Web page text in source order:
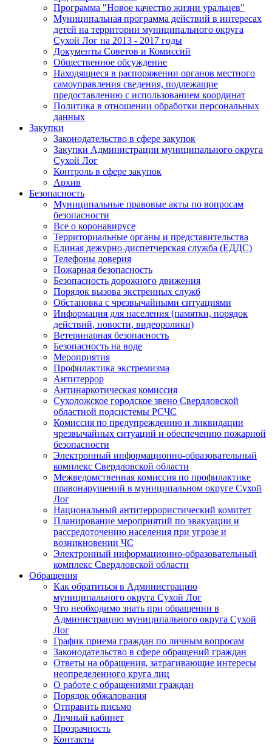
Программа "Новое качество жизни уральцев"
Муниципальная программа действий в интересах
детей на территории муниципального округа
Сухой Лог на 2013 - 2017 годы
Документы Советов и Комиссий
Общественное обсуждение
Находящиеся в распоряжении органов местного
самоуправления сведения, подлежащие
предоставлению с использованием координат
Политика в отношении обработки персональных
данных
Закупки
Законодательство в сфере закупок
Закупки Администрации муниципального округа
Сухой Лог
Контроль в сфере закупок
Архив
Безопасность
Муниципальные правовые акты по вопросам
безопасности
Все о коронавирусе
Территориальные органы и представительства
Единая дежурно-диспетчерская служба (ЕДДС)
Телефоны доверия
Пожарная безопасность
Безопасность дорожного движения
Порядок вызова экстренных служб
Обстановка с чрезвычайными ситуациями
Информация для населения (памятки, порядок
действий, новости, видеоролики)
Ветеринарная безопасность
Безопасность на воде
Мероприятия
Профилактика экстремизма
Антитеррор
Антинаркотическая комиссия
Сухоложское городское звено Свердловской
областной подсистемы РСЧС
Комиссия по предупреждению и ликвидации
чрезвычайных ситуаций и обеспечению пожарной
безопасности
Электронный информационно-образовательный
комплекс Cвердловской области
Межведомственная комиссия по профилактике
правонарушений в муниципальном округе Сухой
Лог
Национальный антитеррористический комитет
Планирование мероприятий по эвакуации и
рассредоточению населения при угрозе и
возникновении ЧС
Электронный информационно-образовательный
комплекс Свердловской области
Обращения
Как обратиться в Администрацию
муниципального округа Сухой Лог
Что необходимо знать при обращении в
Администрацию муниципального округа Сухой
Лог
График приема граждан по личным вопросам
Законодательство в сфере обращений граждан
Ответы на обращения, затрагивающие интересы
неопределенного круга лиц
О работе с обращениями граждан
Порядок обжалования
Отправить письмо
Личный кабинет
Прозрачность
Контакты